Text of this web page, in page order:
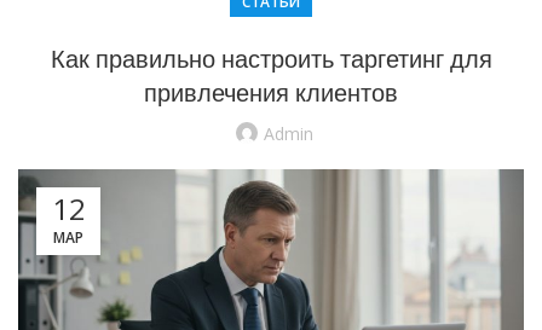
Как правильно настроить таргетинг для
привлечения клиентов
Admin
12
МАР